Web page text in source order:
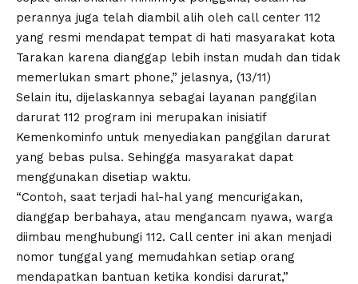
perannya juga telah diambil alih oleh call center 112
yang resmi mendapat tempat di hati masyarakat kota
Tarakan karena dianggap lebih instan mudah dan tidak
memerlukan smart phone,” jelasnya, (13/11)
Selain itu, dijelaskannya sebagai layanan panggilan
darurat 112 program ini merupakan inisiatif
Kemenkominfo untuk menyediakan panggilan darurat
yang bebas pulsa. Sehingga masyarakat dapat
menggunakan disetiap waktu.
“Contoh, saat terjadi hal-hal yang mencurigakan,
dianggap berbahaya, atau mengancam nyawa, warga
diimbau menghubungi 112. Call center ini akan menjadi
nomor tunggal yang memudahkan setiap orang
mendapatkan bantuan ketika kondisi darurat,”